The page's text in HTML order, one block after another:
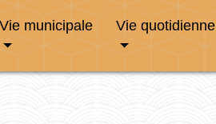
Vie municipale Vie quotidienne